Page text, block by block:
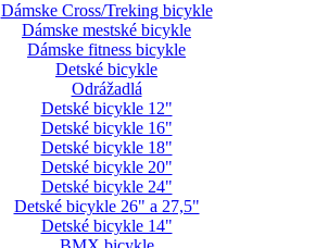
Dámske Cross/Treking bicykle
Dámske mestské bicykle
Dámske fitness bicykle
Detské bicykle
Odrážadlá
Detské bicykle 12"
Detské bicykle 16"
Detské bicykle 18"
Detské bicykle 20"
Detské bicykle 24"
Detské bicykle 26" a 27,5"
Detské bicykle 14"